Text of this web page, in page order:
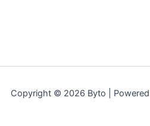
Copyright © 2026 Byto |